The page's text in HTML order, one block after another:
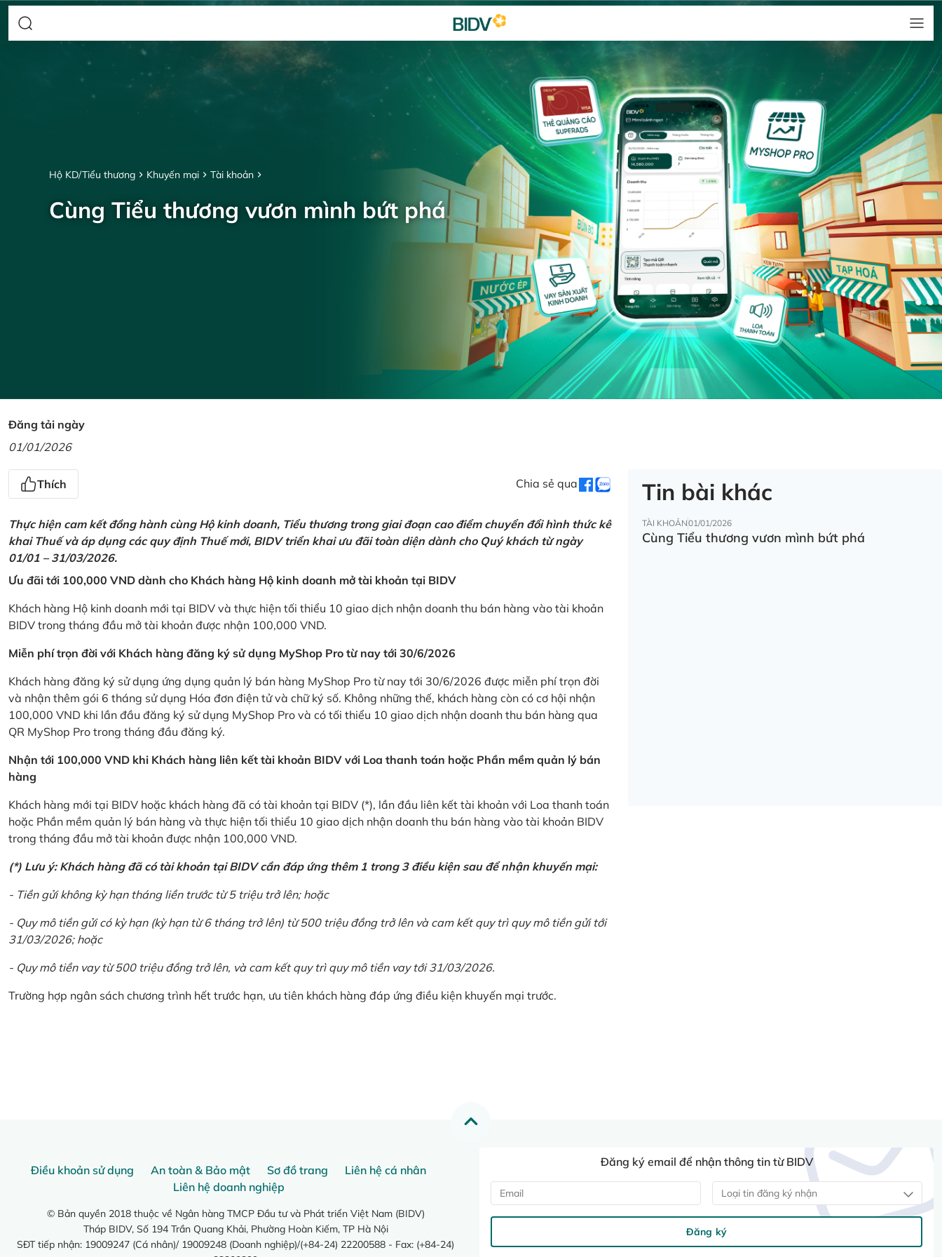
Hộ KD/Tiểu thương Khuyến mại Tài khoản
Cùng Tiểu thương vươn mình bứt phá
Đăng tải ngày
01/01/2026
Thích Chia sẻ qua
Thực hiện cam kết đồng hành cùng Hộ kinh doanh, Tiểu thương trong giai đoạn cao điểm chuyển đổi hình thức kê
khai Thuế và áp dụng các quy định Thuế mới, BIDV triển khai ưu đãi toàn diện dành cho Quý khách từ ngày
01/01 – 31/03/2026.
Ưu đãi tới 100,000 VND dành cho Khách hàng Hộ kinh doanh mở tài khoản tại BIDV
Khách hàng Hộ kinh doanh mới tại BIDV và thực hiện tối thiểu 10 giao dịch nhận doanh thu bán hàng vào tài khoản
BIDV trong tháng đầu mở tài khoản được nhận 100,000 VND.
Miễn phí trọn đời với Khách hàng đăng ký sử dụng MyShop Pro từ nay tới 30/6/2026
Khách hàng đăng ký sử dụng ứng dụng quản lý bán hàng MyShop Pro từ nay tới 30/6/2026 được miễn phí trọn đời
và nhận thêm gói 6 tháng sử dụng Hóa đơn điện tử và chữ ký số. Không những thế, khách hàng còn có cơ hội nhận
100,000 VND khi lần đầu đăng ký sử dụng MyShop Pro và có tối thiểu 10 giao dịch nhận doanh thu bán hàng qua
QR MyShop Pro trong tháng đầu đăng ký.
Nhận tới 100,000 VND khi Khách hàng liên kết tài khoản BIDV với Loa thanh toán hoặc Phần mềm quản lý bán
hàng
Khách hàng mới tại BIDV hoặc khách hàng đã có tài khoản tại BIDV (*), lần đầu liên kết tài khoản với Loa thanh toán
hoặc Phần mềm quản lý bán hàng và thực hiện tối thiểu 10 giao dịch nhận doanh thu bán hàng vào tài khoản BIDV
trong tháng đầu mở tài khoản được nhận 100,000 VND.
(*) Lưu ý: Khách hàng đã có tài khoản tại BIDV cần đáp ứng thêm 1 trong 3 điều kiện sau để nhận khuyến mại:
- Tiền gửi không kỳ hạn tháng liền trước từ 5 triệu trở lên; hoặc
- Quy mô tiền gửi có kỳ hạn (kỳ hạn từ 6 tháng trở lên) từ 500 triệu đồng trở lên và cam kết quy trì quy mô tiền gửi tới
31/03/2026; hoặc
- Quy mô tiền vay từ 500 triệu đồng trở lên, và cam kết quy trì quy mô tiền vay tới 31/03/2026.
Trường hợp ngân sách chương trình hết trước hạn, ưu tiên khách hàng đáp ứng điều kiện khuyến mại trước.
Tin bài khác
TÀI KHOẢN01/01/2026
Cùng Tiểu thương vươn mình bứt phá
Điều khoản sử dụng An toàn & Bảo mật Sơ đồ trang
Liên hệ cá nhân
Liên hệ doanh nghiệp
© Bản quyền 2018 thuộc về Ngân hàng TMCP Đầu tư và Phát triển Việt Nam (BIDV)
Tháp BIDV, Số 194 Trần Quang Khải, Phường Hoàn Kiếm, TP Hà Nội
SĐT tiếp nhận: 19009247 (Cá nhân)/ 19009248 (Doanh nghiệp)/(+84-24) 22200588 - Fax: (+84-24)
Đăng ký email để nhận thông tin từ BIDV
Loại tin đăng ký nhận
Đăng ký